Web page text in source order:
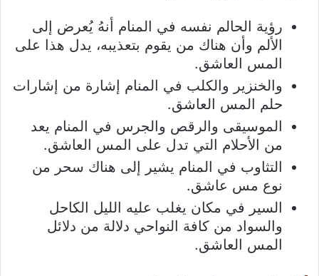
رؤية الحالم نفسه في المنام أنهُ يُعرض إلى
الألم وأن هناك من يقوم بتعذيبه، يدل هذا على
المس العاشق.
والخنزير والكلب في المنام إشارة من إشارات
حلم المس العاشق.
الموسيقى والرقص والجرس في المنام يعد
من الأحلام التي تدل على المس العاشق.
التثاوب في المنام يشير إلى هناك سحر من
نوع مس عاشق.
السير في مكان يغلب عليه الليل الكاحل
والسواد من كافة النواحي دلالة من دلائل
المس العاشق.